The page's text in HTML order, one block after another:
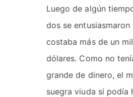
Luego de algún
dos se
costaba más de un
dólares. Como no
grande de dinero, el
suegra viuda si podía